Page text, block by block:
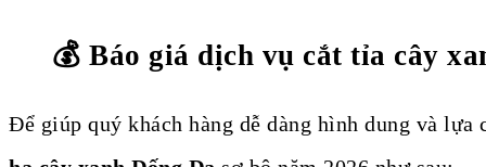
💰 Báo giá dịch vụ cắt tỉa cây
Để giúp quý khách hàng dễ dàng hình dung và